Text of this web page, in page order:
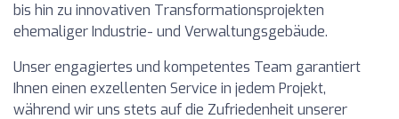
bis hin zu innovativen Transformationsprojekten
ehemaliger Industrie- und Verwaltungsgebäude.
Unser engagiertes und kompetentes Team garantiert
Ihnen einen exzellenten Service in jedem Projekt,
während wir uns stets auf die Zufriedenheit unserer